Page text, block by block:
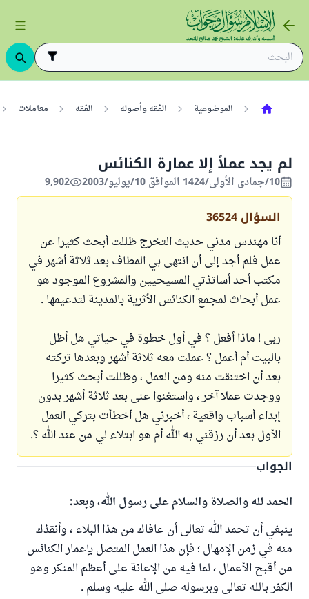
الموضوعية الفقه وأصوله الفقه معاملات
لم يجد عملاً إلا عمارة الكنائس
10/جمادى الأولى/1424 الموافق 10/يوليو/2003 9,902
السؤال 36524
أنا مهندس مدني حديث التخرج ظللت أبحث كثيرا عن
عمل فلم أجد إلى أن انتهى بي المطاف بعد ثلاثة أشهر في
مكتب أحد أساتذتي المسيحيين والمشروع الموجود هو
عمل أبحاث لمجمع الكنائس الأثرية بالمدينة لتدعيمها .
ربى ‍! ماذا أفعل ؟ في أول خطوة في حياتي هل أظل
بالبيت أم أعمل ؟ عملت معه ثلاثة أشهر وبعدها تركته
بعد أن اختنقت منه ومن العمل ، وظللت أبحث كثيرا
ووجدت عملا آخر ، واستغنوا عنى بعد ثلاثة أشهر بدون
إبداء أسباب واقعية ، أخبرني هل أخطأت بتركي العمل
الأول بعد أن رزقني به الله أم هو ابتلاء لي من عند الله ؟.
الجواب
الحمد لله والصلاة والسلام على رسول الله، وبعد:
ينبغي أن تحمد الله تعالى أن عافاك من هذا البلاء ، وأنقذك
منه في زمن الإمهال ؛ فإن هذا العمل المتصل بإعمار الكنائس
من أقبح الأعمال ، لما فيه من الإعانة على أعظم المنكر وهو
الكفر بالله تعالى وبرسوله صلى الله عليه وسلم .